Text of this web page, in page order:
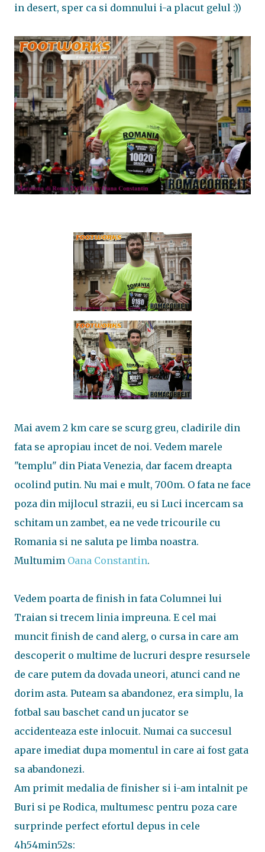
in desert, sper ca si domnului i-a placut gelul :))
Mai avem 2 km care se scurg greu, cladirile din
fata se apropiau incet de noi. Vedem marele
"templu" din Piata Venezia, dar facem dreapta
ocolind putin. Nu mai e mult, 700m. O fata ne face
poza din mijlocul strazii, eu si Luci incercam sa
schitam un zambet, ea ne vede tricourile cu
Romania si ne saluta pe limba noastra.
Multumim Oana Constantin.
Vedem poarta de finish in fata Columnei lui
Traian si trecem linia impreuna. E cel mai
muncit finish de cand alerg, o cursa in care am
descoperit o multime de lucruri despre resursele
de care putem da dovada uneori, atunci cand ne
dorim asta. Puteam sa abandonez, era simplu, la
fotbal sau baschet cand un jucator se
accidenteaza este inlocuit. Numai ca succesul
apare imediat dupa momentul in care ai fost gata
sa abandonezi.
Am primit medalia de finisher si i-am intalnit pe
Buri si pe Rodica, multumesc pentru poza care
surprinde perfect efortul depus in cele
4h54min52s: